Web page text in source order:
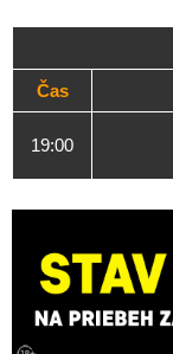
Čas
19:00